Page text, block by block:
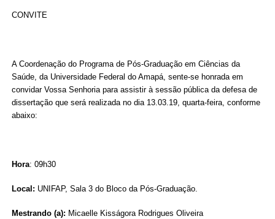
CONVITE
A Coordenação do Programa de Pós-Graduação em Ciências da
Saúde, da Universidade Federal do Amapá, sente-se honrada em
convidar Vossa Senhoria para assistir à sessão pública da defesa de
dissertação que será realizada no dia 13.03.19, quarta-feira, conforme
abaixo:
Hora: 09h30
Local: UNIFAP, Sala 3 do Bloco da Pós-Graduação.
Mestrando (a): Micaelle Kisságora Rodrigues Oliveira